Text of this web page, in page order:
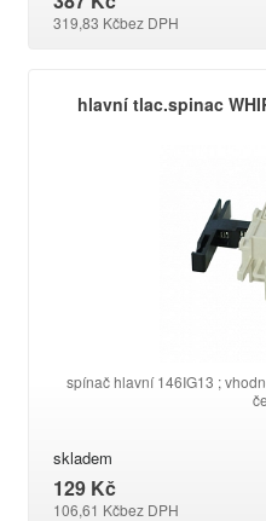
319,83 Kčbez DPH
hlavní tlac.spinac
spínač hlavní 146IG13 ;
skladem
129 Kč
106,61 Kčbez DPH